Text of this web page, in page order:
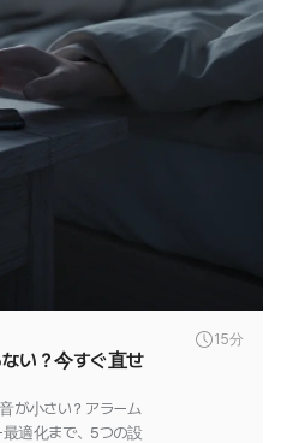
15分
い？今すぐ直せ
が小さい？アラーム
適化まで、5つの設